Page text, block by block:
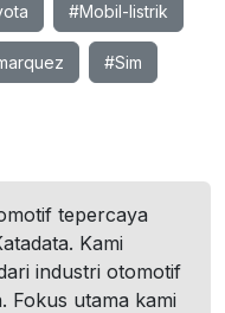
#Mobil-listrik
#Sim
tepercaya
Kami
industri otomotif
Fokus utama kami